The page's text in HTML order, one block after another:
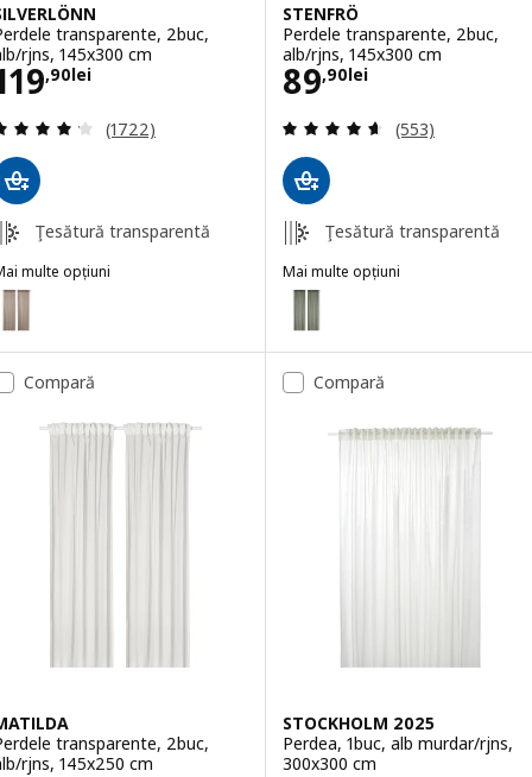
transparente, 2buc,
rjns, 145x300 cm
,90lei
119,90lei
Evaluare: 4.2 din 5 stele. Total recenzii:
(1722)
Ţesătură transparentă
multe opțiuni
SILVERLÖNN, Perdele transparente, 2buc, bej/rjns, 145x300
SILVERLÖNN, Perdele transparente, 2buc, roz/rjns, 145x300
STENFRÖ
Perdele transparente, 2buc,
alb/rjns, 145x300 cm
89,90lei
Preţ 89,90lei
Evaluare: 4.6
(553)
Ţesătură transparentă
Mai multe opțiuni
STENFRÖ
Opțiune: STENFRÖ, Perdele
Opțiune: STENFRÖ, Perdele
Opțiune: STENFRÖ, Perdele
Opțiune: STENFRÖ, Perdele
Compară
transparente, 2buc,
rjns, 145x250 cm
Compară
STOCKHOLM 2025
Perdea, 1buc, alb murdar/rjns,
300x300 cm